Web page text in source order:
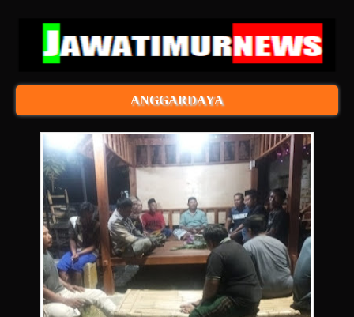
ANGGARDAYA